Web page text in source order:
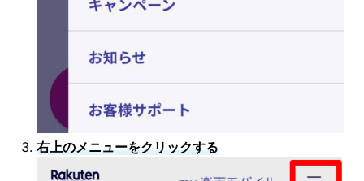
右上のメニューをクリックする